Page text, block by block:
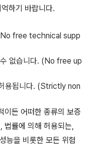
하기 바랍니다.
free technical supp
없습니다. (No free up
용됩니다. (Strictly non
이든 어떠한 종류의 보증
법률에 의해 허용되는,
능을 비롯한 모든 위험